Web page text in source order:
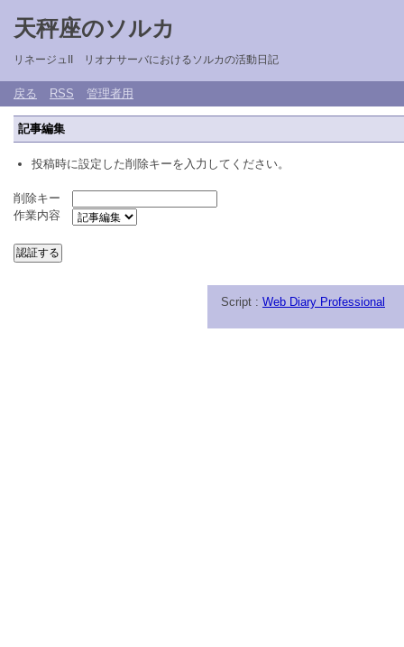
天秤座のソルカ
リネージュII リオナサーバにおけるソルカの活動日記
戻る RSS 管理者用
記事編集
投稿時に設定した削除キーを入力してください。
削除キー
作業内容
Script : Web Diary Professional